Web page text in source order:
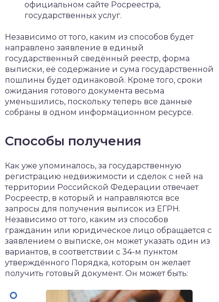
официальном сайте Росреестра,
государственных услуг.
Независимо от того, каким из способов будет
направлено заявление в единый
государственный сведённый реестр, форма
выписки, её содержание и сума государственной
пошлины будет одинаковой. Кроме того, сроки
ожидания готового документа весьма
уменьшились, поскольку теперь все данные
собраны в одном информационном ресурсе.
Способы получения
Как уже упоминалось, за государственную
регистрацию недвижимости и сделок с ней на
территории Российской Федерации отвечает
Росреестр, в который и направляются все
запросы для получения выписок из ЕГРН.
Независимо от того, каким из способов
гражданин или юридическое лицо обращается с
заявлением о выписке, он может указать один из
вариантов, в соответствии с 34-м пунктом
утверждённого Порядка, которым он желает
получить готовый документ. Он может быть: